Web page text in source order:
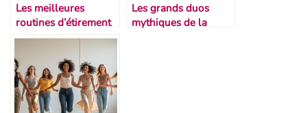
Les meilleures
routines d’étirement
après la scène
Les grands duos
mythiques de la